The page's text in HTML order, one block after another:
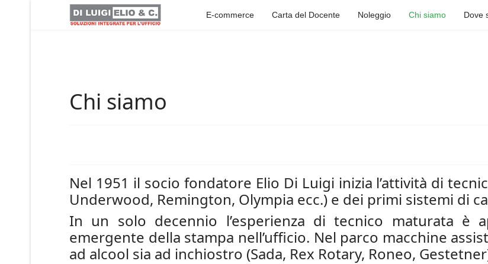
E-commerce Carta del Docente Noleggio Chi siamo Dove
Chi siamo
Nel 1951 il socio fondatore Elio Di Luigi inizia l’attività di
Underwood, Remington, Olympia ecc.) e dei primi sistemi di
In un solo decennio l’esperienza di tecnico maturata è
emergente della stampa nell’ufficio. Nel parco macchine
ad alcool sia ad inchiostro (Sada, Rex Rotary, Roneo,